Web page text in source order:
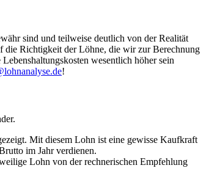
sind und teilweise deutlich von der Realität
die Richtigkeit der Löhne, die wir zur Berechnung
wesentlich höher sein
!
Mit diesem Lohn ist eine gewisse Kaufkraft
im Jahr verdienen.
Lohn von der rechnerischen Empfehlung